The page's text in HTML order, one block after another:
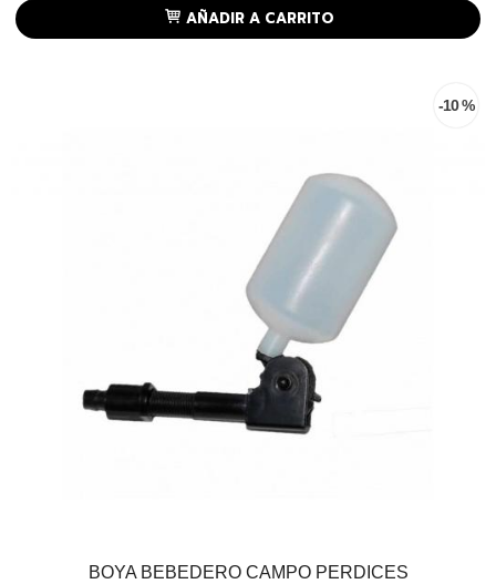
AÑADIR A CARRITO
-10 %
BOYA BEBEDERO CAMPO PERDICES